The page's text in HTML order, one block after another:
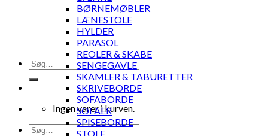
Søg
efter:
Ingen varer i kurven.
Søg
BØRNEMØBLER
LÆNESTOLE
HYLDER
PARASOL
REOLER & SKABE
SENGEGAVLE
SKAMLER & TABURETTER
SKRIVEBORDE
SOFABORDE
SOFAER
SPISEBORDE
STOLE